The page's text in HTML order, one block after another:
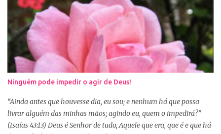
poderemos ser surpreendidos ou decepcionados com a maneira de
Deus agir. Deus não age conforme a ótica humana. Às vezes
pedimos algo a Deus sem saber se é a vontade d’Ele para nossa
vida, claro que podemos pedir, mas a vontade de Deus sempre
prevalecerá. Nem sempre, a nossa vontade é a vontade de Deus,
mas a Palavra nos garante que os caminhos e os pensamentos de
Deus são bem maiores que os nossos, se é assim, fiquemos
tranquilas, pois tudo que vem de Deus é bom. Porém, se Deus
entregar o governo da nossa vida a nós, ou seja, deixar que a nossa
vontade prevaleça, vamos acabar infelizes e frustradas, porque só
Ele sabe o que...
Ninguém pode impedir o agir de Deus!
“Ainda antes que houvesse dia, eu sou; e nenhum há que possa
livrar alguém das minhas mãos; agindo eu, quem o impedirá?”
(Isaías 43:13) Deus é Senhor de tudo, Aquele que era, que é e que há